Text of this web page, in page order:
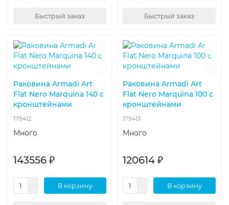
Быстрый заказ Быстрый заказ
Раковина Armadi Art
Flat Nero Marquina 140 с
кронштейнами
179412
Много
143556 ₽
В корзину
Раковина Armadi Art
Flat Nero Marquina 100 с
кронштейнами
179413
Много
120614 ₽
В корзину